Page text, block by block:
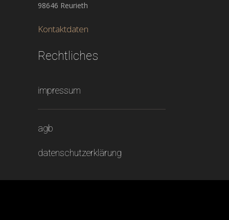
98646 Reurieth
Kontaktdaten
Rechtliches
impressum
agb
datenschutzerklärung